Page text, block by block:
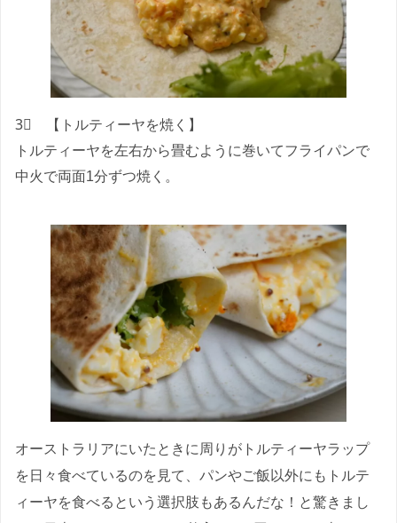
3⃣ 【トルティーヤを焼く】
トルティーヤを左右から畳むように巻いてフライパンで
中火で両面1分ずつ焼く。
オーストラリアにいたときに周りがトルティーヤラップ
を日々食べているのを見て、パンやご飯以外にもトルテ
ィーヤを食べるという選択肢もあるんだな！と驚きまし